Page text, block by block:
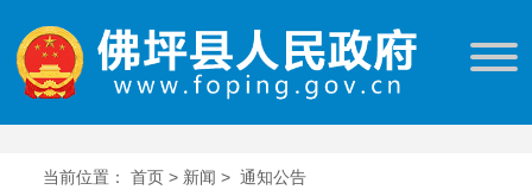
当前位置： 首页 > 新闻 > 通知公告